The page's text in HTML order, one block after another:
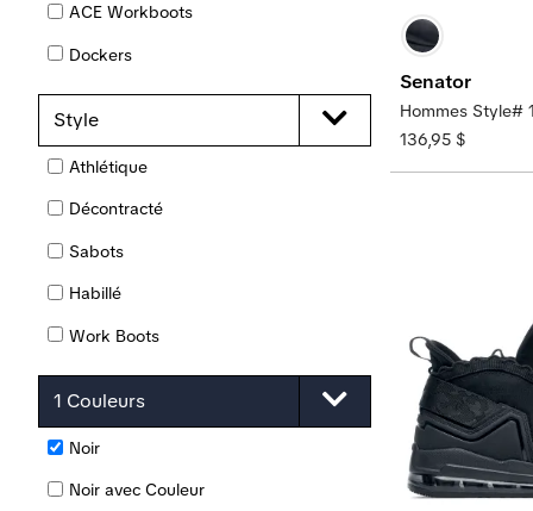
ACE Workboots
Dockers
Dewalt
Cole Haan
Style
Athlétique
Décontracté
Sabots
Habillé
Work Boots
1 Couleurs
Noir
Noir avec Couleur
Senator
Hommes Style#
136,95 $